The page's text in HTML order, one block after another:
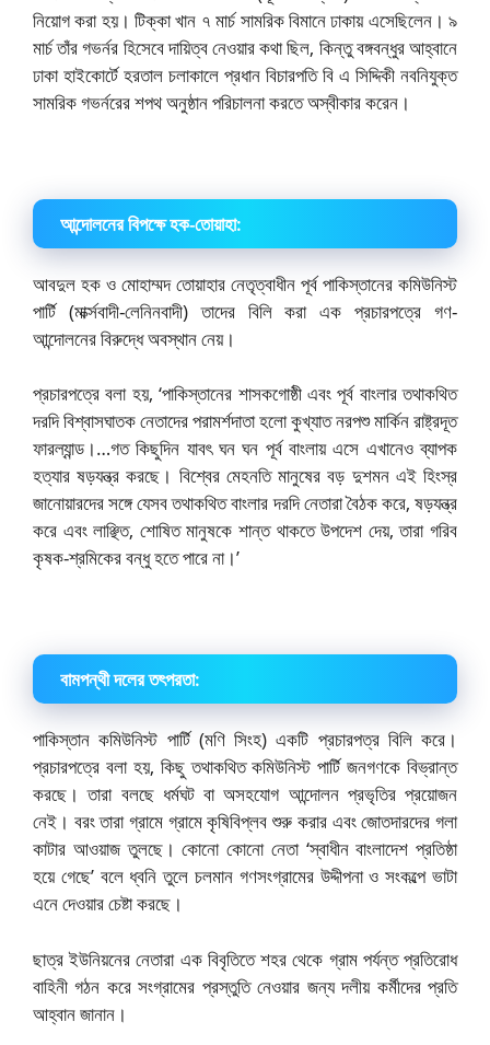
নিয়োগ করা হয়। টিক্কা খান ৭ মার্চ সামরিক বিমানে ঢাকায় এসেছিলেন। ৯
মার্চ তাঁর গভর্নর হিসেবে দায়িত্ব নেওয়ার কথা ছিল, কিন্তু বঙ্গবন্ধুর আহ্বানে
ঢাকা হাইকোর্টে হরতাল চলাকালে প্রধান বিচারপতি বি এ সিদ্দিকী নবনিযুক্ত
সামরিক গভর্নরের শপথ অনুষ্ঠান পরিচালনা করতে অস্বীকার করেন।
আন্দোলনের বিপক্ষে হক-তোয়াহা:
আবদুল হক ও মোহাম্মদ তোয়াহার নেতৃত্বাধীন পূর্ব পাকিস্তানের কমিউনিস্ট
পার্টি (মার্ক্সবাদী-লেনিনবাদী) তাদের বিলি করা এক প্রচারপত্রে গণ-
আন্দোলনের বিরুদ্ধে অবস্থান নেয়।
প্রচারপত্রে বলা হয়, ‘পাকিস্তানের শাসকগোষ্ঠী এবং পূর্ব বাংলার তথাকথিত
দরদি বিশ্বাসঘাতক নেতাদের পরামর্শদাতা হলো কুখ্যাত নরপশু মার্কিন রাষ্ট্রদূত
ফারল্যান্ড।…গত কিছুদিন যাবৎ ঘন ঘন পূর্ব বাংলায় এসে এখানেও ব্যাপক
হত্যার ষড়যন্ত্র করছে। বিশ্বের মেহনতি মানুষের বড় দুশমন এই হিংস্র
জানোয়ারদের সঙ্গে যেসব তথাকথিত বাংলার দরদি নেতারা বৈঠক করে, ষড়যন্ত্র
করে এবং লাঞ্ছিত, শোষিত মানুষকে শান্ত থাকতে উপদেশ দেয়, তারা গরিব
কৃষক-শ্রমিকের বন্ধু হতে পারে না।’
বামপন্থী দলের তৎপরতা:
পাকিস্তান কমিউনিস্ট পার্টি (মণি সিংহ) একটি প্রচারপত্র বিলি করে।
প্রচারপত্রে বলা হয়, কিছু তথাকথিত কমিউনিস্ট পার্টি জনগণকে বিভ্রান্ত
করছে। তারা বলছে ধর্মঘট বা অসহযোগ আন্দোলন প্রভৃতির প্রয়োজন
নেই। বরং তারা গ্রামে গ্রামে কৃষিবিপ্লব শুরু করার এবং জোতদারদের গলা
কাটার আওয়াজ তুলছে। কোনো কোনো নেতা ‘স্বাধীন বাংলাদেশ প্রতিষ্ঠা
হয়ে গেছে’ বলে ধ্বনি তুলে চলমান গণসংগ্রামের উদ্দীপনা ও সংকল্পে ভাটা
এনে দেওয়ার চেষ্টা করছে।
ছাত্র ইউনিয়নের নেতারা এক বিবৃতিতে শহর থেকে গ্রাম পর্যন্ত প্রতিরোধ
বাহিনী গঠন করে সংগ্রামের প্রস্তুতি নেওয়ার জন্য দলীয় কর্মীদের প্রতি
আহ্বান জানান।